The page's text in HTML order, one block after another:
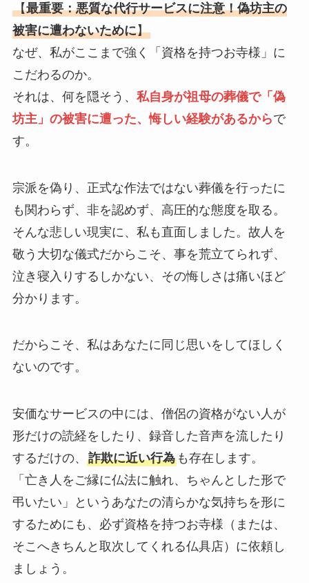
【最重要：悪質な代行サービスに注意！偽坊主の
被害に遭わないために】
なぜ、私がここまで強く「資格を持つお寺様」に
こだわるのか。
それは、何を隠そう、 私自身が祖母の葬儀で「偽
坊主」の被害に遭った、悔しい経験があるからで
す。
宗派を偽り、正式な作法ではない葬儀を行ったに
も関わらず、非を認めず、高圧的な態度を取る。
そんな悲しい現実に、私も直面しました。故人を
敬う大切な儀式だからこそ、事を荒立てられず、
泣き寝入りするしかない、その悔しさは痛いほど
分かります。
だからこそ、私はあなたに同じ思いをしてほしく
ないのです。
安価なサービスの中には、僧侶の資格がない人が
形だけの読経をしたり、録音した音声を流したり
するだけの、 詐欺に近い行為も存在します。
「亡き人をご縁に仏法に触れ、ちゃんとした形で
弔いたい」というあなたの清らかな気持ちを形に
するためにも、必ず資格を持つお寺様（または、
そこへきちんと取次してくれる仏具店）に依頼し
ましょう。